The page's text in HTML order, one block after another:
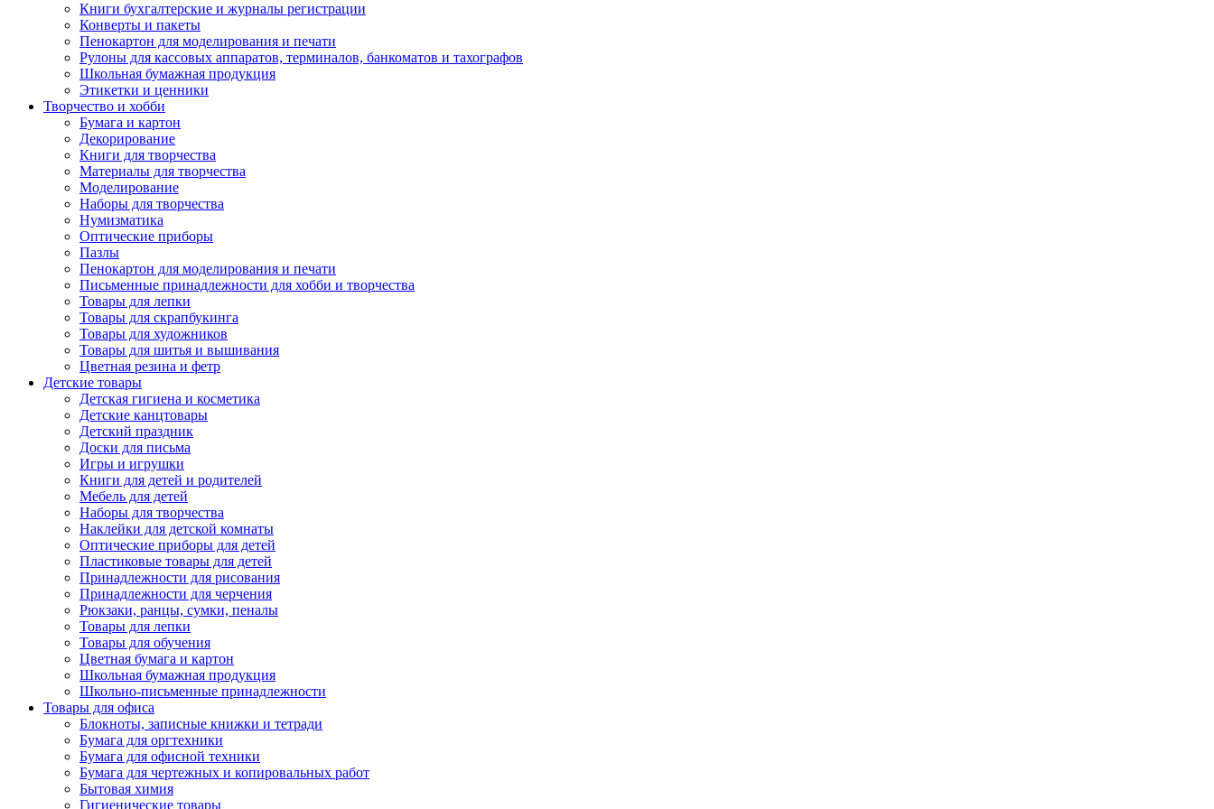
Книги бухгалтерские и журналы регистрации
Конверты и пакеты
Пенокартон для моделирования и печати
Рулоны для кассовых аппаратов, терминалов, банкоматов и тахографов
Школьная бумажная продукция
Этикетки и ценники
Творчество и хобби
Бумага и картон
Декорирование
Книги для творчества
Материалы для творчества
Моделирование
Наборы для творчества
Нумизматика
Оптические приборы
Пазлы
Пенокартон для моделирования и печати
Письменные принадлежности для хобби и творчества
Товары для лепки
Товары для скрапбукинга
Товары для художников
Товары для шитья и вышивания
Цветная резина и фетр
Детские товары
Детская гигиена и косметика
Детские канцтовары
Детский праздник
Доски для письма
Игры и игрушки
Книги для детей и родителей
Мебель для детей
Наборы для творчества
Наклейки для детской комнаты
Оптические приборы для детей
Пластиковые товары для детей
Принадлежности для рисования
Принадлежности для черчения
Рюкзаки, ранцы, сумки, пеналы
Товары для лепки
Товары для обучения
Цветная бумага и картон
Школьная бумажная продукция
Школьно-письменные принадлежности
Товары для офиса
Блокноты, записные книжки и тетради
Бумага для оргтехники
Бумага для офисной техники
Бумага для чертежных и копировальных работ
Бытовая химия
Гигиенические товары